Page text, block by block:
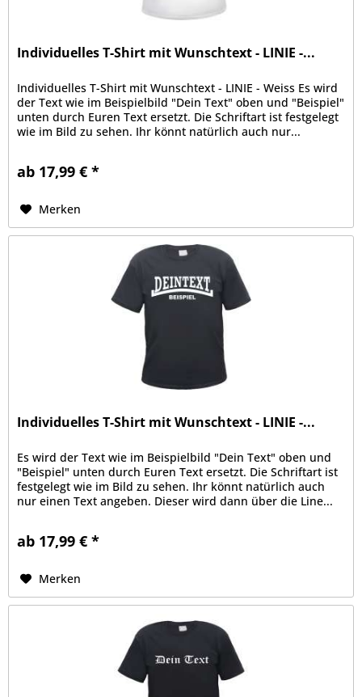
Individuelles T-Shirt mit Wunschtext - LINIE -...
Individuelles T-Shirt mit Wunschtext - LINIE - Weiss Es wird
der Text wie im Beispielbild "Dein Text" oben und "Beispiel"
unten durch Euren Text ersetzt. Die Schriftart ist festgelegt
wie im Bild zu sehen. Ihr könnt natürlich auch nur...
ab 17,99 € *
Merken
Individuelles T-Shirt mit Wunschtext - LINIE -...
Es wird der Text wie im Beispielbild "Dein Text" oben und
"Beispiel" unten durch Euren Text ersetzt. Die Schriftart ist
festgelegt wie im Bild zu sehen. Ihr könnt natürlich auch
nur einen Text angeben. Dieser wird dann über die Line...
ab 17,99 € *
Merken